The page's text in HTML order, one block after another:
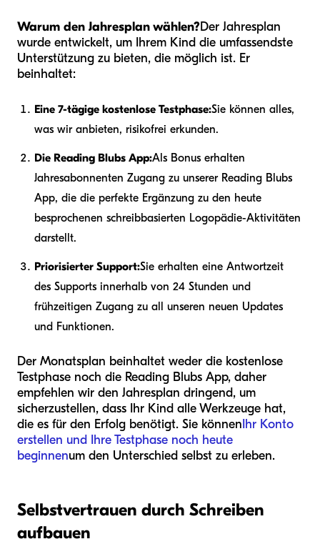
Warum den Jahresplan wählen?Der Jahresplan
wurde entwickelt, um Ihrem Kind die umfassendste
Unterstützung zu bieten, die möglich ist. Er
beinhaltet:
Eine 7-tägige kostenlose Testphase:Sie können alles,
was wir anbieten, risikofrei erkunden.
Die Reading Blubs App:Als Bonus erhalten
Jahresabonnenten Zugang zu unserer Reading Blubs
App, die die perfekte Ergänzung zu den heute
besprochenen schreibbasierten Logopädie-Aktivitäten
darstellt.
Priorisierter Support:Sie erhalten eine Antwortzeit
des Supports innerhalb von 24 Stunden und
frühzeitigen Zugang zu all unseren neuen Updates
und Funktionen.
Der Monatsplan beinhaltet weder die kostenlose
Testphase noch die Reading Blubs App, daher
empfehlen wir den Jahresplan dringend, um
sicherzustellen, dass Ihr Kind alle Werkzeuge hat,
die es für den Erfolg benötigt. Sie könnenIhr Konto
erstellen und Ihre Testphase noch heute
beginnenum den Unterschied selbst zu erleben.
Selbstvertrauen durch Schreiben
aufbauen